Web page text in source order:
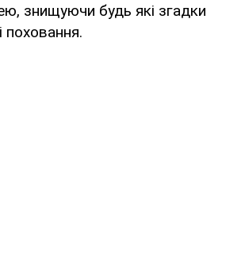
знищуючи будь які згадки
поховання.